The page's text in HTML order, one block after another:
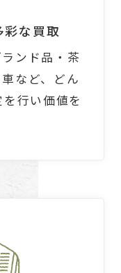
彩な買取
ンド品・茶
など、どん
行い価値を